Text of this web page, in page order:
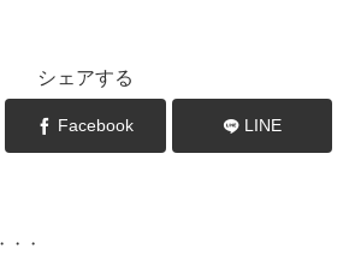
シェアする
Facebook LINE
・・